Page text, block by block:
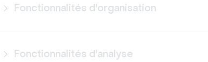
Fonctionnalités d'organisation
Fonctionnalités d'analyse